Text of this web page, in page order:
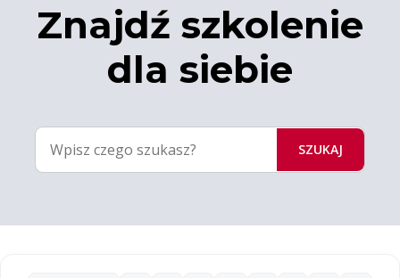
Znajdź szkolenie
dla siebie
SZUKAJ